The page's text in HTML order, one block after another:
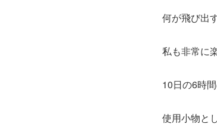
何が飛び出
私も非常に
10日の6時
使用小物と